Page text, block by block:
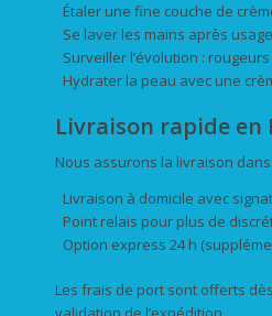
Étaler une fine couche de
Se laver les mains après
Surveiller l’évolution :
Hydrater la peau avec une
Livraison rapide en
Nous assurons la livraison
Livraison à domicile avec
Point relais pour plus de
Option express 24 h
Les frais de port sont offerts